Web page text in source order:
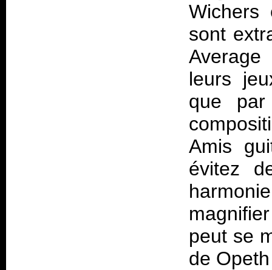
sont
leurs
que
Amis
évitez
peut se
de